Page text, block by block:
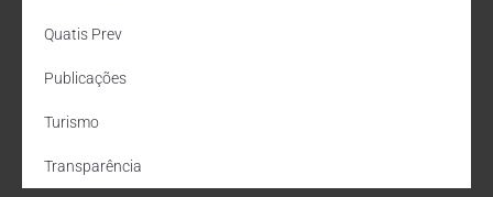
Quatis Prev
Publicações
Turismo
Transparência